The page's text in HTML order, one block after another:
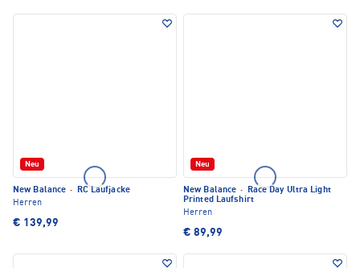
Neu
New Balance ·
RC Laufjacke
Herren
€ 139,99
Neu
New Balance ·
Race Day Ultra Light
Printed Laufshirt
Herren
€ 89,99